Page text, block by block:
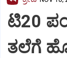
ಟಿ20
ತಲೆಗೆ